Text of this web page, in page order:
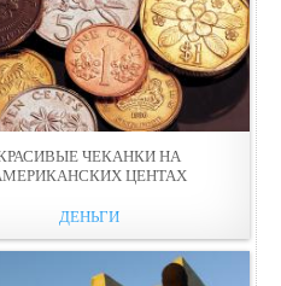
ЧЕКАНКИ НА
ЦЕНТАХ
ДЕНЬГИ